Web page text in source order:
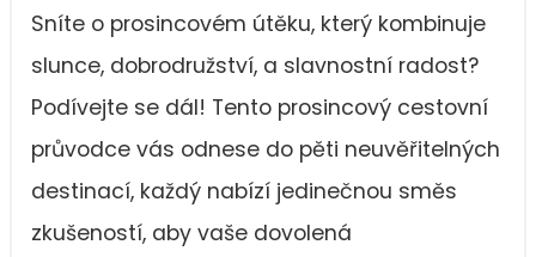
Sníte o prosincovém útěku, který kombinuje
slunce, dobrodružství, a slavnostní radost?
Podívejte se dál! Tento prosincový cestovní
průvodce vás odnese do pěti neuvěřitelných
destinací, každý nabízí jedinečnou směs
zkušeností, aby vaše dovolená